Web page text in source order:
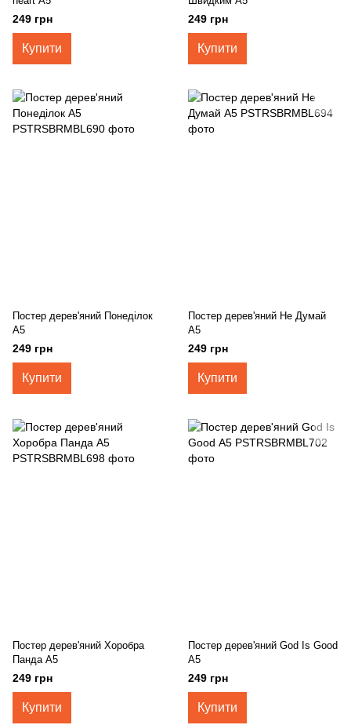
249 грн
Купити
249 грн
Купити
Постер дерев'яний Понеділок
А5
249 грн
Купити
Постер дерев'яний Не Думай
А5
249 грн
Купити
Постер дерев'яний Хоробра
Панда А5
249 грн
Купити
Постер дерев'яний God Is Good
А5
249 грн
Купити